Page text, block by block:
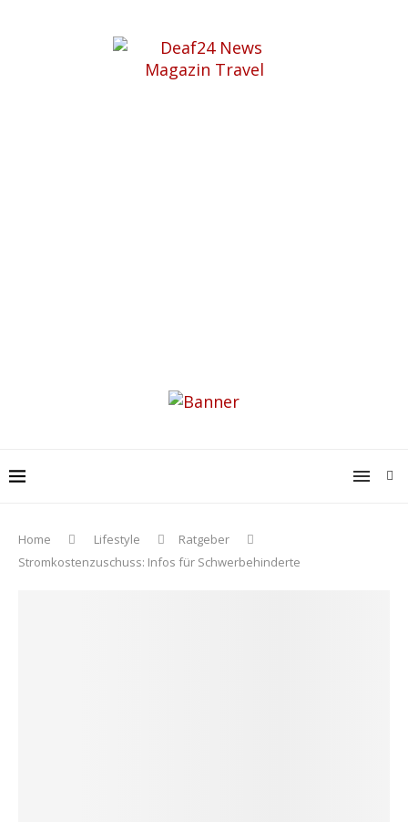
Home Lifestyle
Ratgeber
Stromkostenzuschuss: Infos für Schwerbehinderte